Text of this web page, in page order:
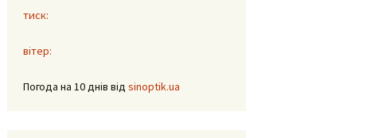
тиск:
вітер:
Погода на 10 днів від sinoptik.ua